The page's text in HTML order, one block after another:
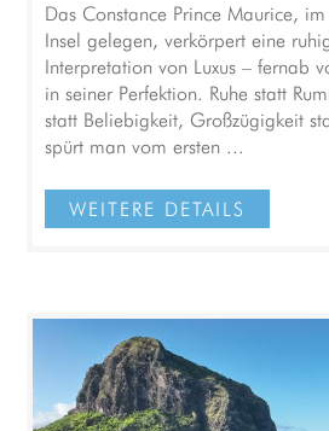
Das Constance Prince Maurice,
Insel gelegen, verkörpert eine
Interpretation von Luxus – fernab
in seiner Perfektion. Ruhe statt
statt Beliebigkeit, Großzügigkeit
spürt man vom ersten ...
WEITERE DETAILS